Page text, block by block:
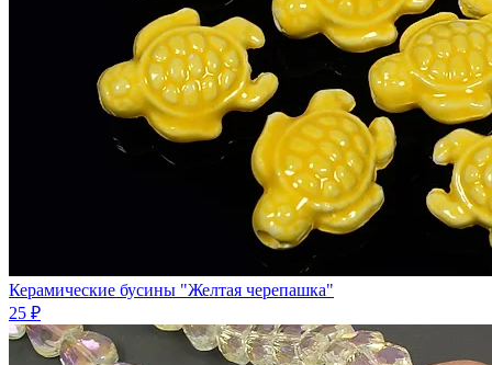
Керамические бусины "Желтая черепашка"
25 ₽